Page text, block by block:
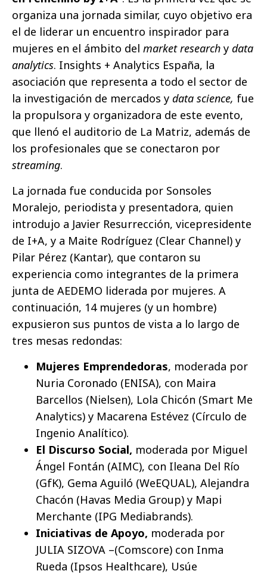
organiza una jornada similar, cuyo objetivo era
el de liderar un encuentro inspirador para
mujeres en el ámbito del market research y data
analytics. Insights + Analytics España, la
asociación que representa a todo el sector de
la investigación de mercados y data science, fue
la propulsora y organizadora de este evento,
que llenó el auditorio de La Matriz, además de
los profesionales que se conectaron por
streaming.
La jornada fue conducida por Sonsoles
Moralejo, periodista y presentadora, quien
introdujo a Javier Resurrección, vicepresidente
de I+A, y a Maite Rodríguez (Clear Channel) y
Pilar Pérez (Kantar), que contaron su
experiencia como integrantes de la primera
junta de AEDEMO liderada por mujeres. A
continuación, 14 mujeres (y un hombre)
expusieron sus puntos de vista a lo largo de
tres mesas redondas:
Mujeres Emprendedoras, moderada por
Nuria Coronado (ENISA), con Maira
Barcellos (Nielsen), Lola Chicón (Smart Me
Analytics) y Macarena Estévez (Círculo de
Ingenio Analítico).
El Discurso Social, moderada por Miguel
Ángel Fontán (AIMC), con Ileana Del Río
(GfK), Gema Aguiló (WeEQUAL), Alejandra
Chacón (Havas Media Group) y Mapi
Merchante (IPG Mediabrands).
Iniciativas de Apoyo, moderada por
JULIA SIZOVA –(Comscore) con Inma
Rueda (Ipsos Healthcare), Usúe